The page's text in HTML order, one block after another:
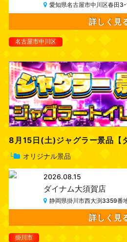
愛知県名古屋市中川区春田
詳しく見
名古屋市中川区
8月15日(土)ジャグラー景品【
└ オリジナル景品
2026.08.15
ダイナム大須賀店
静岡県掛川市西大渕3359番
詳しく見
掛川市